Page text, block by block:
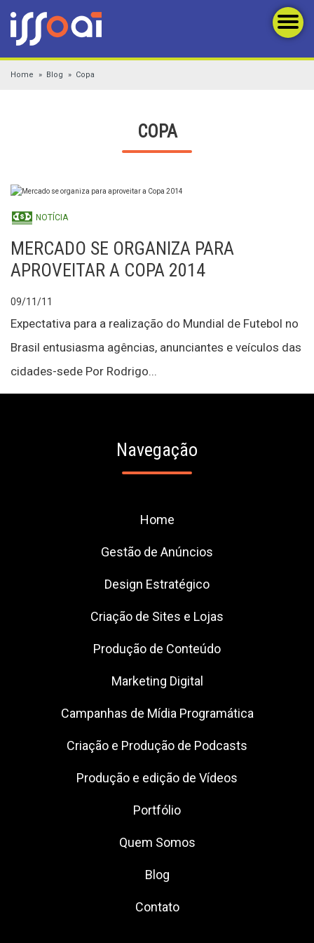
Home Blog Copa
COPA
NOTÍCIA
MERCADO SE ORGANIZA PARA
APROVEITAR A COPA 2014
09/11/11
Expectativa para a realização do Mundial de Futebol no
Brasil entusiasma agências, anunciantes e veículos das
cidades-sede Por Rodrigo...
Navegação
Home
Gestão de Anúncios
Design Estratégico
Criação de Sites e Lojas
Produção de Conteúdo
Marketing Digital
Campanhas de Mídia Programática
Criação e Produção de Podcasts
Produção e edição de Vídeos
Portfólio
Quem Somos
Blog
Contato